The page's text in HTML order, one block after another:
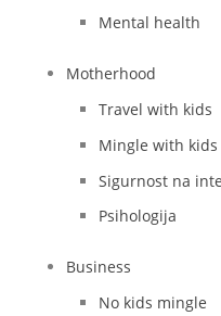
Mental health
Motherhood
Travel with kids
Mingle with kids
Sigurnost na
Psihologija
Business
No kids mingle